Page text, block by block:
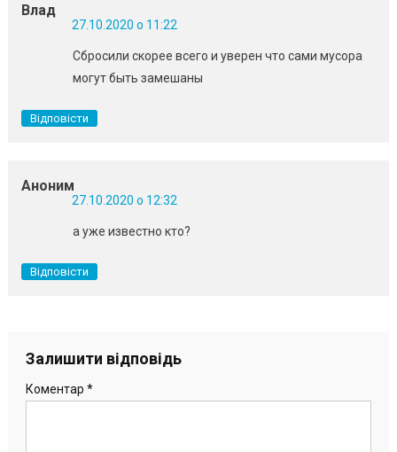
Влад
27.10.2020 о 11:22
Сбросили скорее всего и уверен что сами мусора
могут быть замешаны
Відповісти
Аноним
27.10.2020 о 12:32
а уже известно кто?
Відповісти
Залишити відповідь
Коментар *